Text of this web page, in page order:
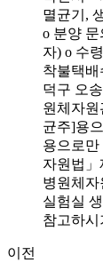
멸균기,
o 분양 문
자) o 수
착불택배
덕구 오
원체자원
균주]용
용으로만
자원법」
병원체
실험실
참고하시
이전